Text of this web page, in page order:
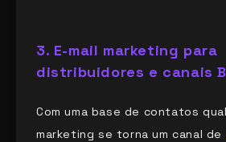
3. E-mail marketing para
distribuidores e canais
Com uma base de contatos
marketing se torna um canal de